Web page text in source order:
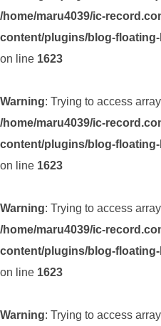
/home/maru4039/ic-
content/plugins/blog-
on line 1623
Warning: Trying to access
/home/maru4039/ic-
content/plugins/blog-
on line 1623
Warning: Trying to access
/home/maru4039/ic-
content/plugins/blog-
on line 1623
Warning: Trying to access